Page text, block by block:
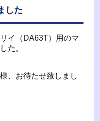
した
イ（DA63T）用のマ
た。
、お待たせ致しまし